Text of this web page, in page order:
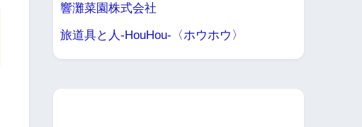
響灘菜園株式会社
旅道具と人-HouHou-〈ホウホウ〉